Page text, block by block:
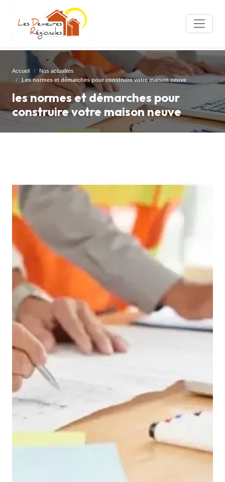
Accueil
Nos actualités
Les normes et démarches pour construire votre maison neuve
les normes et démarches pour
construire votre maison neuve